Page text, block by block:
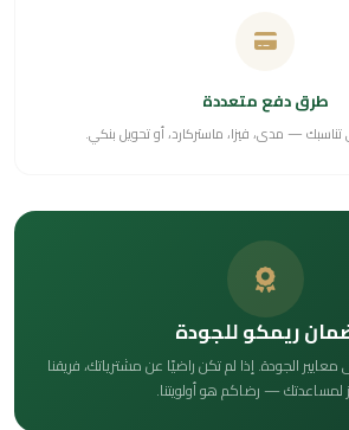
طرق دفع متعددة
تناسبك — مدى، فيزا، ماستركارد، أو تحويل بنكي.
ريمكو للجودة
معايير الجودة. إذا لم تكن راضيًا عن مشترياتك، فريقنا
لمساعدتك — رضاكم هو أولويتنا.